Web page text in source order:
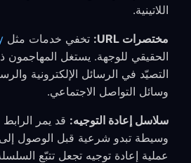
اللاتينية.
مختصرات URL: تخفي خدمات مثل
الحقيقي للوجهة. يستغل المهاجمون
التصيّد في الرسائل الإلكترونية
وسائل التواصل الاجتماعي.
سلاسل إعادة التوجيه: قد يمر
وسيطة تبدو شرعية قبل الوصول
عملية إعادة توجيه تجعل تتبّع